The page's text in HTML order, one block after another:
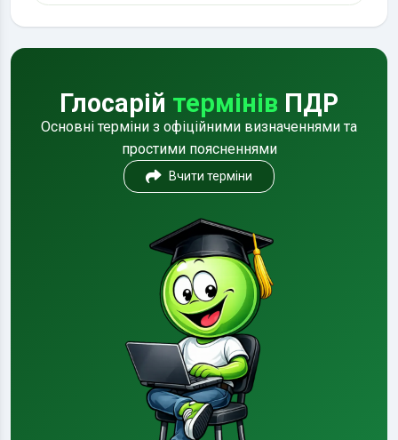
Глосарій термінів ПДР
Основні терміни з офіційними визначеннями та
простими поясненнями
Вчити терміни